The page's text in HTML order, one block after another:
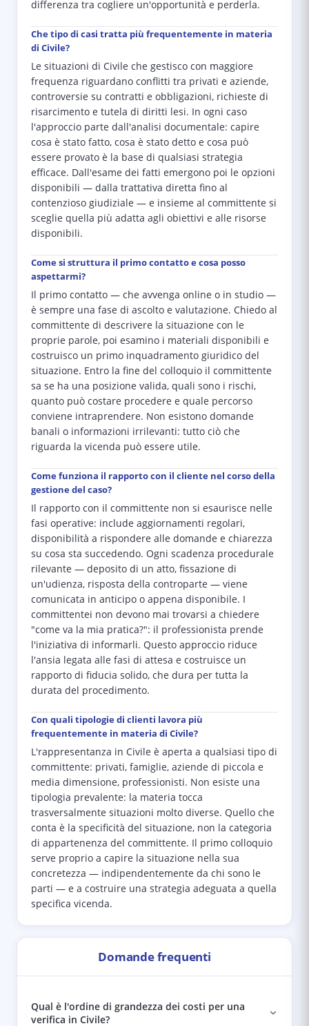
differenza tra cogliere un'opportunità e perderla.
Che tipo di casi tratta più frequentemente in materia
di Civile?
Le situazioni di Civile che gestisco con maggiore
frequenza riguardano conflitti tra privati e aziende,
controversie su contratti e obbligazioni, richieste di
risarcimento e tutela di diritti lesi. In ogni caso
l'approccio parte dall'analisi documentale: capire
cosa è stato fatto, cosa è stato detto e cosa può
essere provato è la base di qualsiasi strategia
efficace. Dall'esame dei fatti emergono poi le opzioni
disponibili — dalla trattativa diretta fino al
contenzioso giudiziale — e insieme al committente si
sceglie quella più adatta agli obiettivi e alle risorse
disponibili.
Come si struttura il primo contatto e cosa posso
aspettarmi?
Il primo contatto — che avvenga online o in studio —
è sempre una fase di ascolto e valutazione. Chiedo al
committente di descrivere la situazione con le
proprie parole, poi esamino i materiali disponibili e
costruisco un primo inquadramento giuridico del
situazione. Entro la fine del colloquio il committente
sa se ha una posizione valida, quali sono i rischi,
quanto può costare procedere e quale percorso
conviene intraprendere. Non esistono domande
banali o informazioni irrilevanti: tutto ciò che
riguarda la vicenda può essere utile.
Come funziona il rapporto con il cliente nel corso della
gestione del caso?
Il rapporto con il committente non si esaurisce nelle
fasi operative: include aggiornamenti regolari,
disponibilità a rispondere alle domande e chiarezza
su cosa sta succedendo. Ogni scadenza procedurale
rilevante — deposito di un atto, fissazione di
un'udienza, risposta della controparte — viene
comunicata in anticipo o appena disponibile. I
committentei non devono mai trovarsi a chiedere
"come va la mia pratica?": il professionista prende
l'iniziativa di informarli. Questo approccio riduce
l'ansia legata alle fasi di attesa e costruisce un
rapporto di fiducia solido, che dura per tutta la
durata del procedimento.
Con quali tipologie di clienti lavora più
frequentemente in materia di Civile?
L'rappresentanza in Civile è aperta a qualsiasi tipo di
committente: privati, famiglie, aziende di piccola e
media dimensione, professionisti. Non esiste una
tipologia prevalente: la materia tocca
trasversalmente situazioni molto diverse. Quello che
conta è la specificità del situazione, non la categoria
di appartenenza del committente. Il primo colloquio
serve proprio a capire la situazione nella sua
concretezza — indipendentemente da chi sono le
parti — e a costruire una strategia adeguata a quella
specifica vicenda.
Domande frequenti
Qual è l'ordine di grandezza dei costi per una
verifica in Civile?